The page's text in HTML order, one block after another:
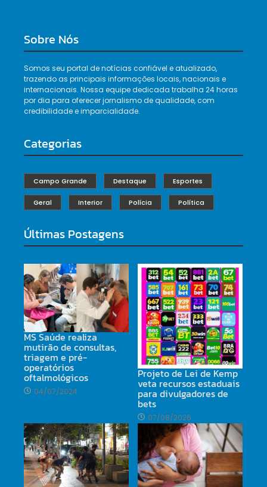
Sobre Nós
Somos seu portal de notícias confiável e atualizado,
trazendo as principais informações locais, nacionais e
internacionais. Nossa equipe dedicada trabalha 24 horas
por dia para oferecer jornalismo de qualidade, com
credibilidade e imparcialidade.
Categorias
Campo Grande Destaque Esportes
Geral Interior Polícia Política
Últimas Postagens
MS Saúde realiza
mutirão de consultas,
triagem e pré-
operatórios
oftalmológicos
04/07/2024
Projeto de Lei de Kemp
veta recursos estaduais
para divulgadores de
bets
07/08/2026